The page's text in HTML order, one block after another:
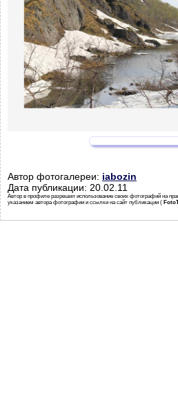
Автор фотогалереи: iabozin
Дата публикации: 20.02.11
Автор в профиле разрешил использование своих фотографий на
указанием автора фотографии и ссылки на сайт публикации (